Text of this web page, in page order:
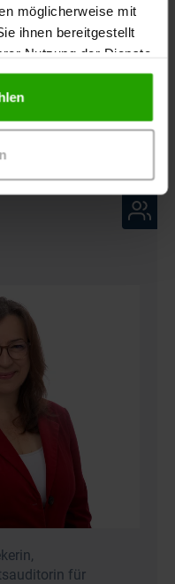
möglicherweise mit
ihnen bereitgestellt
Nutzung der Dienste
Arzneimitteln auf die
für